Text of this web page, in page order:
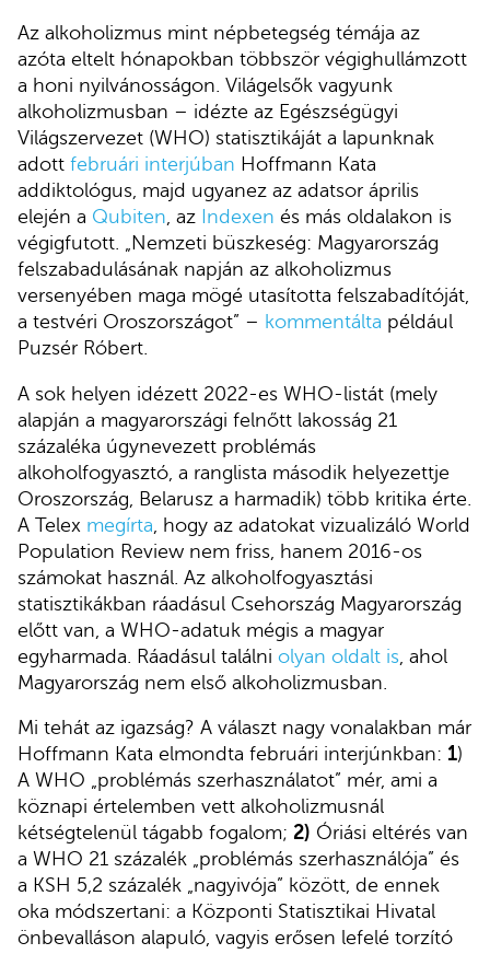
Az alkoholizmus mint népbetegség témája az
azóta eltelt hónapokban többször végighullámzott
a honi nyilvánosságon. Világelsők vagyunk
alkoholizmusban – idézte az Egészségügyi
Világszervezet (WHO) statisztikáját a lapunknak
adott februári interjúban Hoffmann Kata
addiktológus, majd ugyanez az adatsor április
elején a Qubiten, az Indexen és más oldalakon is
végigfutott. „Nemzeti büszkeség: Magyarország
felszabadulásának napján az alkoholizmus
versenyében maga mögé utasította felszabadítóját,
a testvéri Oroszországot” – kommentálta például
Puzsér Róbert.
A sok helyen idézett 2022-es WHO-listát (mely
alapján a magyarországi felnőtt lakosság 21
százaléka úgynevezett problémás
alkoholfogyasztó, a ranglista második helyezettje
Oroszország, Belarusz a harmadik) több kritika érte.
A Telex megírta , hogy az adatokat vizualizáló World
Population Review nem friss, hanem 2016-os
számokat használ. Az alkoholfogyasztási
statisztikákban ráadásul Csehország Magyarország
előtt van, a WHO-adatuk mégis a magyar
egyharmada. Ráadásul találni olyan oldalt is , ahol
Magyarország nem első alkoholizmusban.
Mi tehát az igazság? A választ nagy vonalakban már
Hoffmann Kata elmondta februári interjúnkban: 1)
A WHO „problémás szerhasználatot” mér, ami a
köznapi értelemben vett alkoholizmusnál
kétségtelenül tágabb fogalom; 2) Óriási eltérés van
a WHO 21 százalék „problémás szerhasználója” és
a KSH 5,2 százalék „nagyivója” között, de ennek
oka módszertani: a Központi Statisztikai Hivatal
önbevalláson alapuló, vagyis erősen lefelé torzító